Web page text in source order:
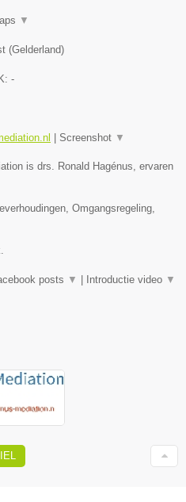
▼
(Gelderland)
-
Screenshot ▼
is drs. Ronald Hagénus, ervaren
Omgangsregeling,
posts ▼ Introductie video ▼